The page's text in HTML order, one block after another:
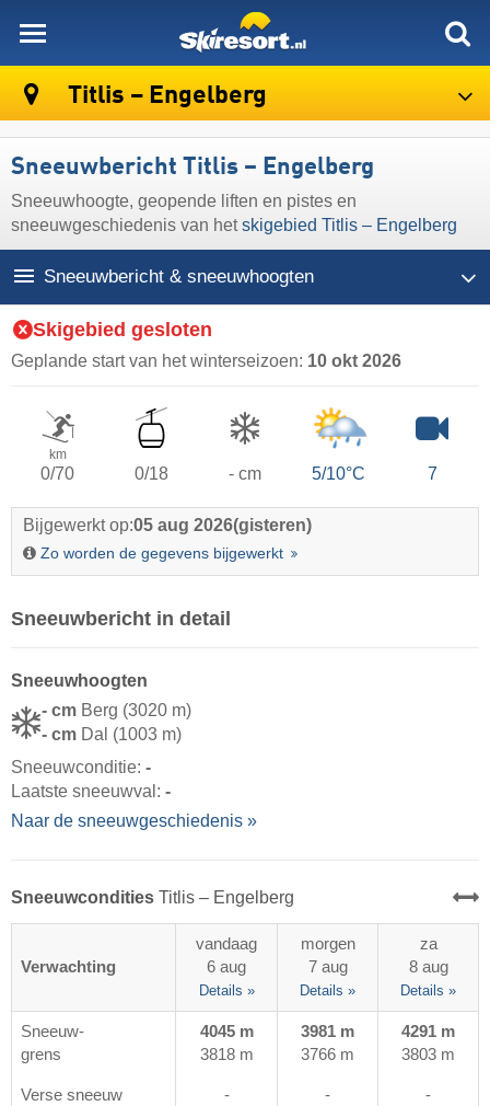
Titlis – Engelberg
Sneeuwbericht Titlis – Engelberg
Sneeuwhoogte, geopende liften en pistes en
sneeuwgeschiedenis van hetskigebied Titlis – Engelberg
Sneeuwbericht & sneeuwhoogten
Skigebied gesloten
Geplande start van het winterseizoen: 10 okt 2026
km
0/70 0/18 - cm 5/10°C 7
Bijgewerkt op:05 aug 2026(gisteren)
Zo worden de gegevens bijgewerkt
Sneeuwbericht in detail
Sneeuwhoogten
- cm Berg (3020 m)
- cm Dal (1003 m)
Sneeuwconditie: -
Laatste sneeuwval: -
Naar de sneeuwgeschiedenis »
Sneeuwcondities Titlis – Engelberg
Verwachting
vandaag
6 aug
Details »
morgen
7 aug
Details »
za
8 aug
Details »
Sneeuw-
grens
4045 m
3818 m
3981 m
3766 m
4291 m
3803 m
Verse sneeuw
-
-
-